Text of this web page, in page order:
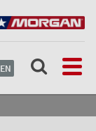
EN